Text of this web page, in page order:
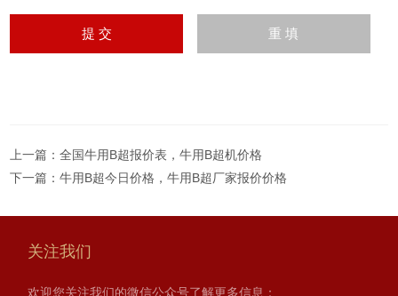
上一篇：全国牛用B超报价表，牛用B超机价格
下一篇：牛用B超今日价格，牛用B超厂家报价价格
关注我们
欢迎您关注我们的微信公众号了解更多信息：